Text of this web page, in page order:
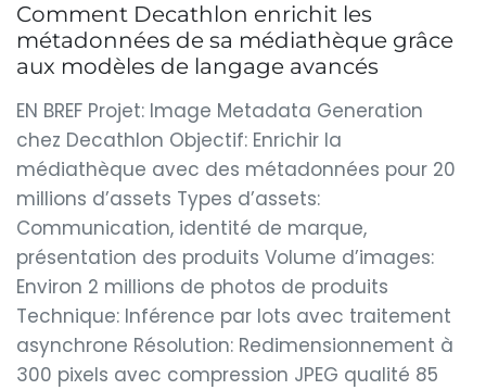
Comment Decathlon enrichit les
métadonnées de sa médiathèque grâce
aux modèles de langage avancés
EN BREF Projet: Image Metadata Generation
chez Decathlon Objectif: Enrichir la
médiathèque avec des métadonnées pour 20
millions d’assets Types d’assets:
Communication, identité de marque,
présentation des produits Volume d’images:
Environ 2 millions de photos de produits
Technique: Inférence par lots avec traitement
asynchrone Résolution: Redimensionnement à
300 pixels avec compression JPEG qualité 85